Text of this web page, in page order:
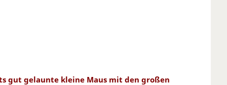
gut gelaunte kleine Maus mit den großen